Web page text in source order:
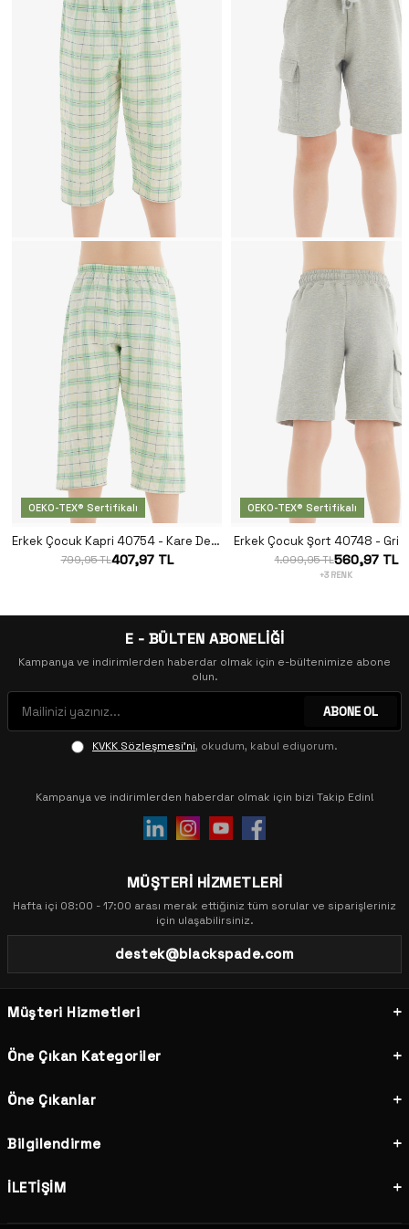
OEKO-TEX® Sertifikalı
Erkek Çocuk Kapri 40754 - Kare Desenli
799,95 TL407,97 TL
OEKO-TEX® Sertifikalı
Erkek Çocuk Şort 40748 - Gri
1.099,95 TL560,97 TL
+3 RENK
E - BÜLTEN ABONELİĞİ
Kampanya ve indirimlerden haberdar olmak için e-bültenimize abone
olun.
ABONE OL
KVKK Sözleşmesi'ni, okudum, kabul ediyorum.
Kampanya ve indirimlerden haberdar olmak için bizi Takip Edin!
MÜŞTERİ HİZMETLERİ
Hafta içi 08:00 - 17:00 arası merak ettiğiniz tüm sorular ve siparişleriniz
için ulaşabilirsiniz.
destek@blackspade.com
Müşteri Hizmetleri
Öne Çıkan Kategoriler
Öne Çıkanlar
Bilgilendirme
İLETİŞİM